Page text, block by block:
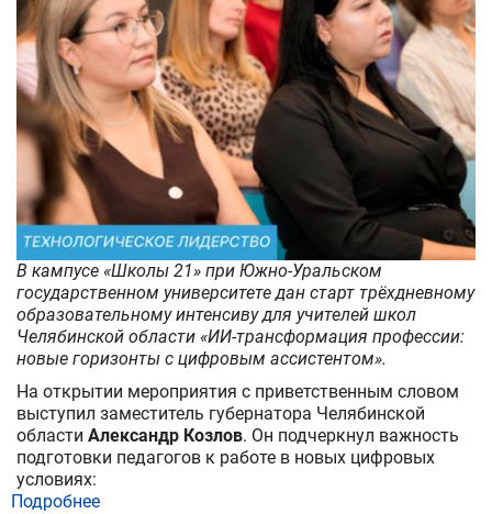
В кампусе «Школы 21» при Южно-Уральском
государственном университете дан старт трёхдневному
образовательному интенсиву для учителей школ
Челябинской области «ИИ-трансформация профессии:
новые горизонты с цифровым ассистентом».
На открытии мероприятия с приветственным словом
выступил заместитель губернатора Челябинской
области Александр Козлов. Он подчеркнул важность
подготовки педагогов к работе в новых цифровых
условиях:
Подробнее